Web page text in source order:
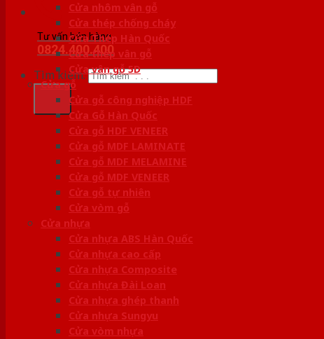
Tư vấn bán hàng
0824.400.400
Tìm kiếm:
Cửa nhôm vân gỗ
Cửa thép chống cháy
Cửa Thép Hàn Quốc
Cửa thép vân gỗ
Cửa vân gỗ 5D
Cửa gỗ
Cửa gỗ công nghiệp HDF
Cửa Gỗ Hàn Quốc
Cửa gỗ HDF VENEER
Cửa gỗ MDF LAMINATE
Cửa gỗ MDF MELAMINE
Cửa gỗ MDF VENEER
Cửa gỗ tự nhiên
Cửa vòm gỗ
Cửa nhựa
Cửa nhựa ABS Hàn Quốc
Cửa nhựa cao cấp
Cửa nhựa Composite
Cửa nhựa Đài Loan
Cửa nhựa ghép thanh
Cửa nhựa Sungyu
Cửa vòm nhựa